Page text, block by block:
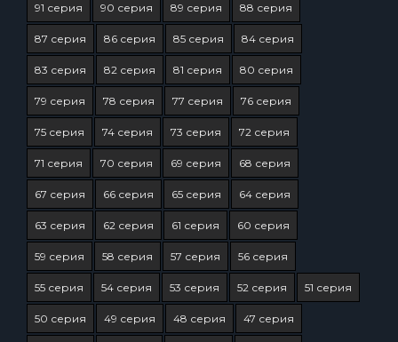
91 серия 90 серия 89 серия 88 серия
87 серия 86 серия 85 серия 84 серия
83 серия 82 серия 81 серия 80 серия
79 серия 78 серия 77 серия 76 серия
75 серия 74 серия 73 серия 72 серия
71 серия 70 серия 69 серия 68 серия
67 серия 66 серия 65 серия 64 серия
63 серия 62 серия 61 серия 60 серия
59 серия 58 серия 57 серия 56 серия
55 серия 54 серия 53 серия 52 серия 51 серия
50 серия 49 серия 48 серия 47 серия